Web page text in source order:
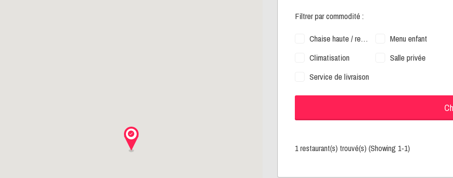
Filtrer par commodité :
Chaise haute / rehausseur
Menu enfant
Climatisation
Salle privée
Service de livraison
1 restaurant(s) trouvé(s) (Showing 1-1)